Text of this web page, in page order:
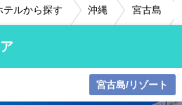
テルから探す 沖縄 宮古島
宮古島/リゾート